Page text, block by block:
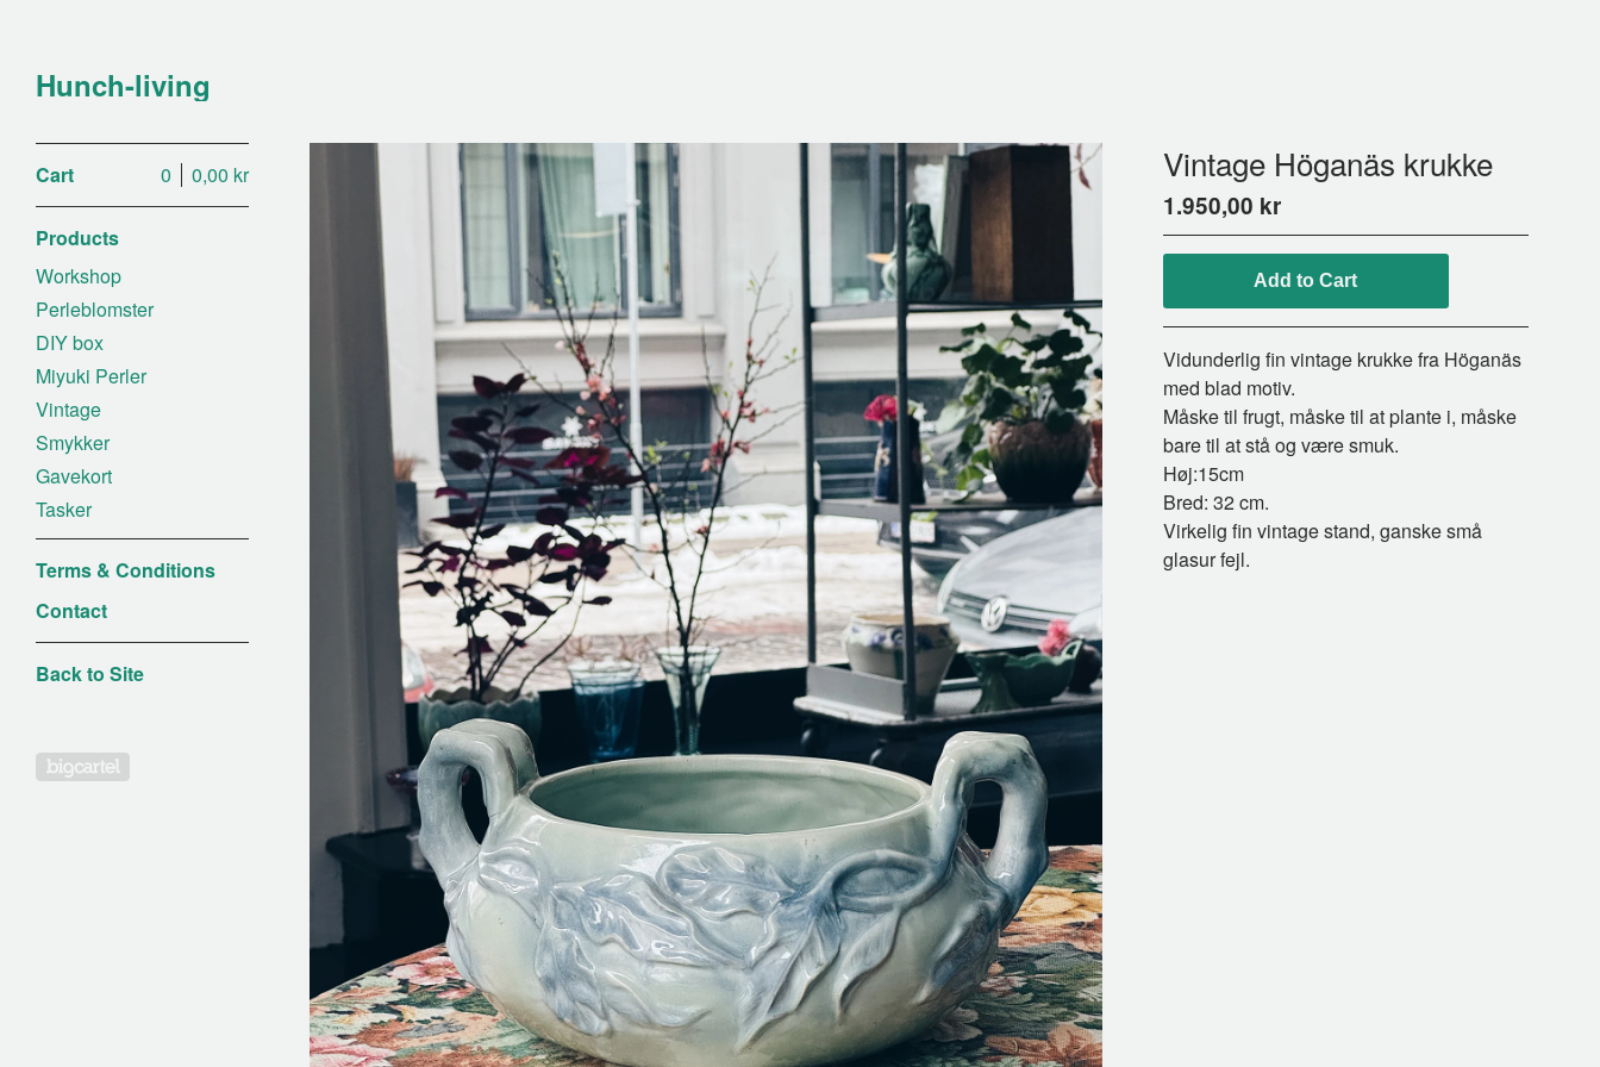
Hunch-living
Cart 0,00 kr
0
Products
Workshop
Perleblomster
DIY box
Miyuki Perler
Vintage
Smykker
Gavekort
Tasker
Terms & Conditions
Contact
Back to Site
Vintage Höganäs krukke
1.950,00 kr
Add to Cart
Vidunderlig fin vintage krukke fra Höganäs
med blad motiv.
Måske til frugt, måske til at plante i, måske
bare til at stå og være smuk.
Høj:15cm
Bred: 32 cm.
Virkelig fin vintage stand, ganske små
glasur fejl.